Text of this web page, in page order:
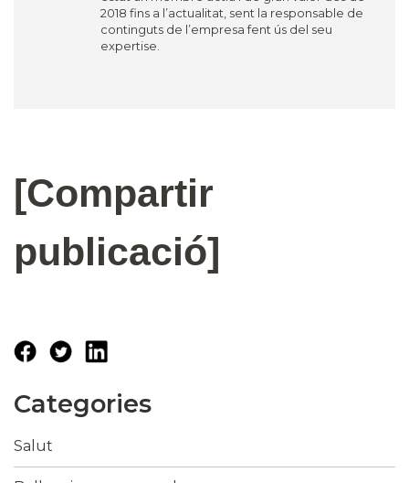
2018 fins a l’actualitat, sent la responsable de
continguts de l’empresa fent ús del seu
expertise.
[Compartir
publicació]
Categories
Salut